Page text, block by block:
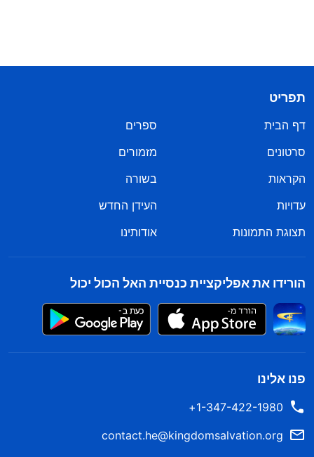
תפריט
דף הבית
ספרים
סרטונים
מזמורים
הקראות
בשורה
עדויות
העידן החדש
תצוגת התמונות
אודותינו
הורידו את אפליקציית כנסיית האל הכול יכול
פנו אלינו
1-347-422-1980+
contact.he@kingdomsalvation.org